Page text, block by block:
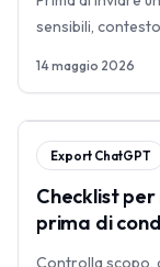
sensibili,
14 maggio 2026
Export ChatGPT
Checklist
prima di
Controlla scopo,